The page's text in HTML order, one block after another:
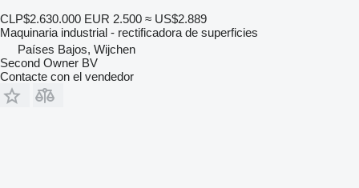
CLP$2.630.000 EUR 2.500 ≈ US$2.889
Maquinaria industrial - rectificadora de superficies
Países Bajos, Wijchen
Second Owner BV
Contacte con el vendedor